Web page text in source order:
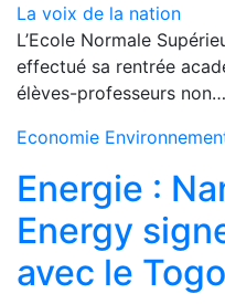
La voix de la nation
L’Ecole Normale
effectué sa rentrée
élèves-professeurs non…
Economie
Energie :
Energy
avec le Togo